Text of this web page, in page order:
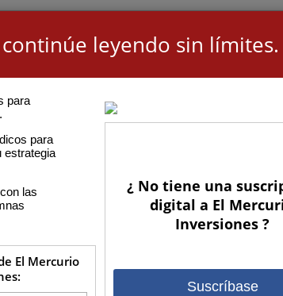
continúe leyendo sin límites.
para
para
estrategia
las
El Mercurio
¿ No tiene una
digital a El
Inversiones ?
Suscríbase